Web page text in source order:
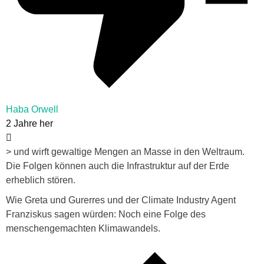
Haba Orwell
2 Jahre her
> und wirft gewaltige Mengen an Masse in den Weltraum.
Die Folgen können auch die Infrastruktur auf der Erde
erheblich stören.
Wie Greta und Gurerres und der Climate Industry Agent
Franziskus sagen würden: Noch eine Folge des
menschengemachten Klimawandels.